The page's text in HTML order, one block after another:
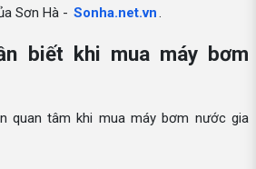
Sơn Hà - Sonha.net.vn.
biết khi mua máy bơm
quan tâm khi mua máy bơm nước gia